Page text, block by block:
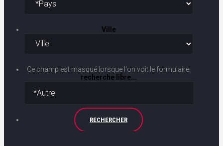
Ville
Ce champ est masqué lorsque l‘on voit le formulaire.
recherche libre...
RECHERCHER